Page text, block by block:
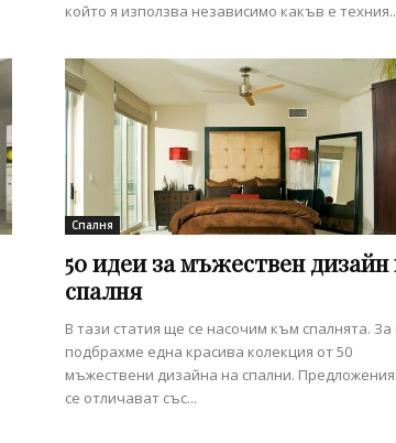
който я използва независимо какъв е
Спалня
50 идеи за мъжествен дизайн
спалня
В тази статия ще се насочим към спалнята. За
подбрахме една красива колекция от 50
мъжествени дизайна на спални.
се отличават със...